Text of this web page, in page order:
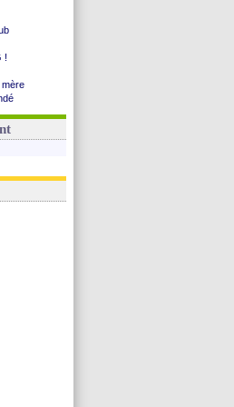
!
mère
!